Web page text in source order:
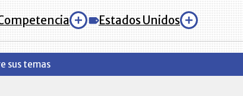
Estados Unidos
sus temas